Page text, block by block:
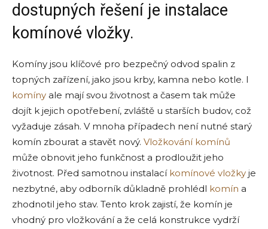
dostupných řešení je instalace
komínové vložky.
Komíny jsou klíčové pro bezpečný odvod spalin z
topných zařízení, jako jsou krby, kamna nebo kotle. I
komíny ale mají svou životnost a časem tak může
dojít k jejich opotřebení, zvláště u starších budov, což
vyžaduje zásah. V mnoha případech není nutné starý
komín zbourat a stavět nový. Vložkování komínů
může obnovit jeho funkčnost a prodloužit jeho
životnost. Před samotnou instalací komínové vložky je
nezbytné, aby odborník důkladně prohlédl komín a
zhodnotil jeho stav. Tento krok zajistí, že komín je
vhodný pro vložkování a že celá konstrukce vydrží